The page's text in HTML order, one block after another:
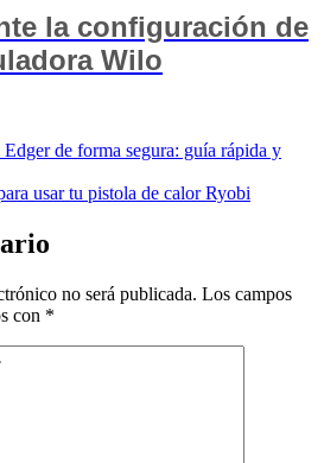
la configuración de
Wilo
de forma segura: guía rápida y
usar tu pistola de calor Ryobi
no será publicada. Los campos
con *